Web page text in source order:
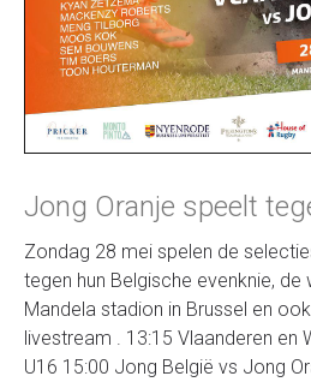
Jong Oranje speelt
Zondag 28 mei spelen de
tegen hun Belgische evenknie, de
Mandela stadion in Brussel en
livestream . 13:15 Vlaanderen en
U16 15:00 Jong België vs Jong